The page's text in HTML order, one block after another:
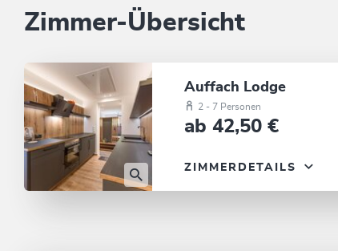
Zimmer-Übersicht
Auffach Lodge
2 - 7 Personen
ab 42,50 €
ZIMMERDETAILS